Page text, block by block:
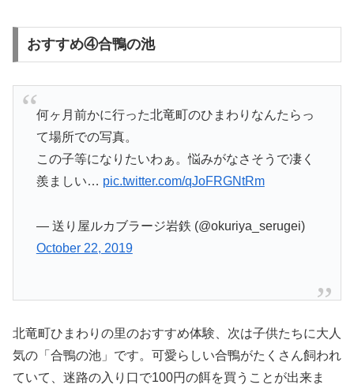
おすすめ④合鴨の池
何ヶ月前かに行った北竜町のひまわりなんたらっ
て場所での写真。
この子等になりたいわぁ。悩みがなさそうで凄く
羨ましい… pic.twitter.com/qJoFRGNtRm
— 送り屋ルカブラージ岩鉄 (@okuriya_serugei)
October 22, 2019
北竜町ひまわりの里のおすすめ体験、次は子供たちに大人
気の「合鴨の池」です。可愛らしい合鴨がたくさん飼われ
ていて、迷路の入り口で100円の餌を買うことが出来ま